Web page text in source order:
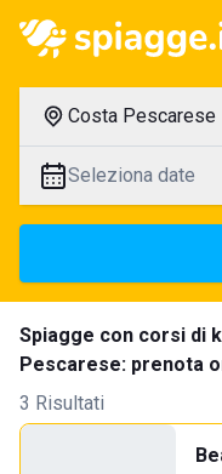
Costa Pescarese
Seleziona date
Spiagge con corsi di
Pescarese: prenota
3 Risultati